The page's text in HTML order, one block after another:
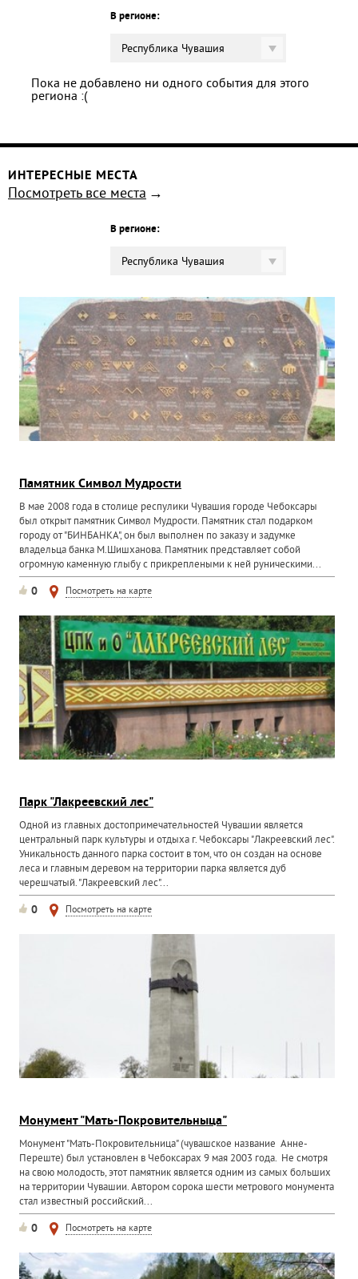
В регионе:
Республика Чувашия
Пока не добавлено ни одного события для этого
региона :(
ИНТЕРЕСНЫЕ МЕСТА
Посмотреть все места
В регионе:
Республика Чувашия
Памятник Символ Мудрости
В мае 2008 года в столице респулики Чувашия городе Чебоксары
был открыт памятник Символ Мудрости. Памятник стал подарком
городу от "БИНБАНКА", он был выполнен по заказу и задумке
владельца банка М.Шишханова. Памятник представляет собой
огромную каменную глыбу с прикреплеными к ней руническими...
0 Посмотреть на карте
Парк "Лакреевский лес"
Одной из главных достопримечательностей Чувашии является
центральный парк культуры и отдыха г. Чебоксары "Лакреевский лес".
Уникальность данного парка состоит в том, что он создан на основе
леса и главным деревом на территории парка является дуб
черешчатый. "Лакреевский лес"...
0 Посмотреть на карте
Монумент "Мать-Покровительныца"
Монумент "Мать-Покровительница" (чувашское название Анне-
Переште) был установлен в Чебоксарах 9 мая 2003 года. Не смотря
на свою молодость, этот памятник является одним из самых больших
на территории Чувашии. Автором сорока шести метрового монумента
стал известный российский...
0 Посмотреть на карте